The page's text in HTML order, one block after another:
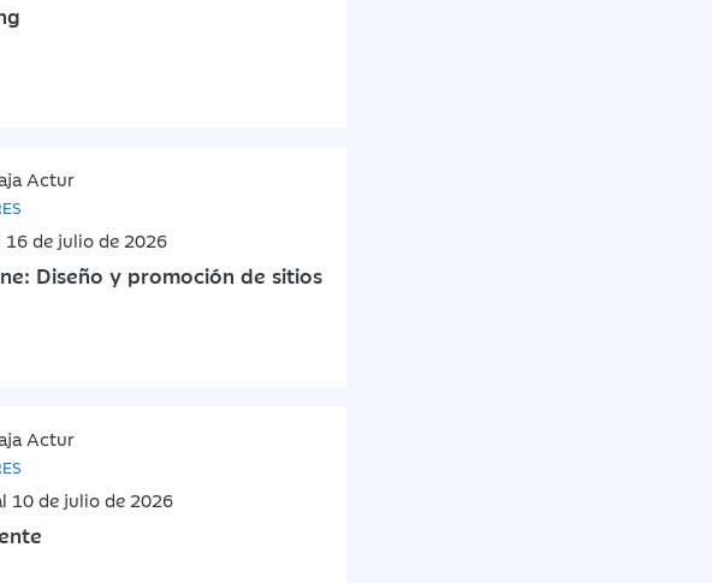
Actur
16 de julio de 2026
Diseño y promoción de sitios
Actur
10 de julio de 2026